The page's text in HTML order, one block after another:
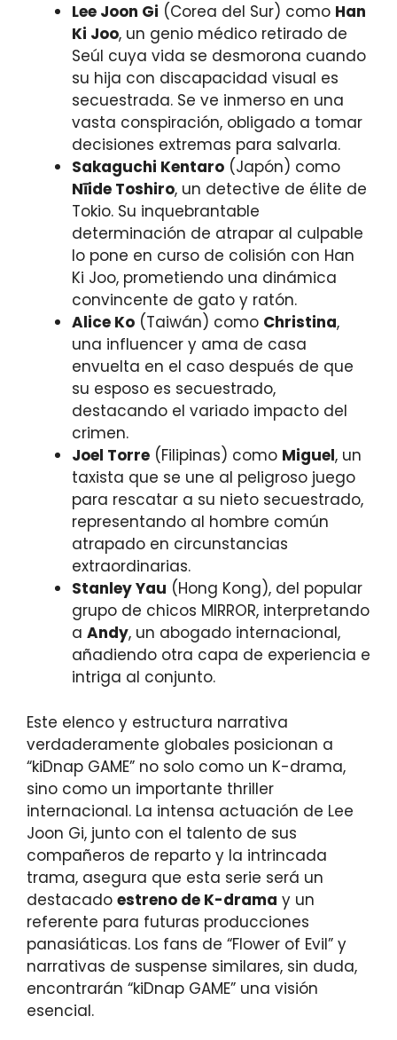
Lee Joon Gi (Corea del Sur) como Han
Ki Joo, un genio médico retirado de
Seúl cuya vida se desmorona cuando
su hija con discapacidad visual es
secuestrada. Se ve inmerso en una
vasta conspiración, obligado a tomar
decisiones extremas para salvarla.
Sakaguchi Kentaro (Japón) como
Nīide Toshiro, un detective de élite de
Tokio. Su inquebrantable
determinación de atrapar al culpable
lo pone en curso de colisión con Han
Ki Joo, prometiendo una dinámica
convincente de gato y ratón.
Alice Ko (Taiwán) como Christina,
una influencer y ama de casa
envuelta en el caso después de que
su esposo es secuestrado,
destacando el variado impacto del
crimen.
Joel Torre (Filipinas) como Miguel, un
taxista que se une al peligroso juego
para rescatar a su nieto secuestrado,
representando al hombre común
atrapado en circunstancias
extraordinarias.
Stanley Yau (Hong Kong), del popular
grupo de chicos MIRROR, interpretando
a Andy, un abogado internacional,
añadiendo otra capa de experiencia e
intriga al conjunto.
Este elenco y estructura narrativa
verdaderamente globales posicionan a
“kiDnap GAME” no solo como un K-drama,
sino como un importante thriller
internacional. La intensa actuación de Lee
Joon Gi, junto con el talento de sus
compañeros de reparto y la intrincada
trama, asegura que esta serie será un
destacado estreno de K-drama y un
referente para futuras producciones
panasiáticas. Los fans de “Flower of Evil” y
narrativas de suspense similares, sin duda,
encontrarán “kiDnap GAME” una visión
esencial.